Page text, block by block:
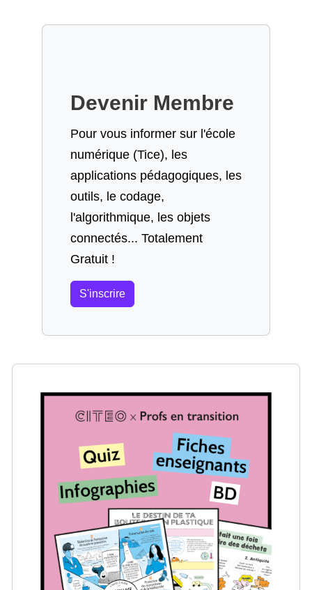
Devenir Membre
Pour vous informer sur l'école
numérique (Tice), les
applications pédagogiques, les
outils, le codage,
l'algorithmique, les objets
connectés... Totalement
Gratuit !
S'inscrire